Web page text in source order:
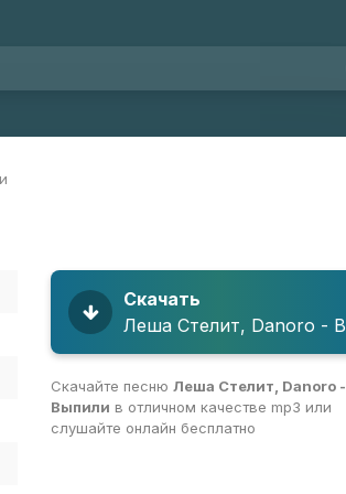
Скачать
Скачайте песню Леша Стелит, Danoro -
Выпили в отличном качестве mp3 или
слушайте онлайн бесплатно